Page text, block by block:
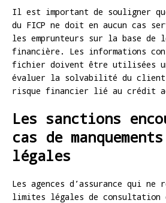
Il est important de souligner
du FICP ne doit en aucun cas
les emprunteurs sur la base de
financière. Les informations
fichier doivent être utilisées
évaluer la solvabilité du
risque financier lié au crédit
Les sanctions
cas de
légales
Les agences d’assurance qui ne
limites légales de consultation